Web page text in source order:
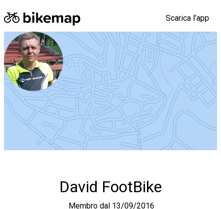
Scarica l’app
David FootBike
Tempo
Membro dal 13/09/2016